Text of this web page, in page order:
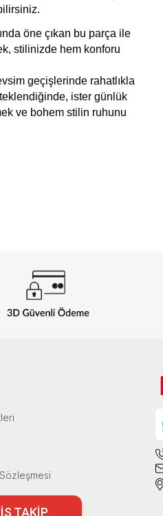
öne çıkan bu parça ile
stilinizde hem konforu
geçişlerinde rahatlıkla
ister günlük
ve bohem stilin ruhunu
TAKİP